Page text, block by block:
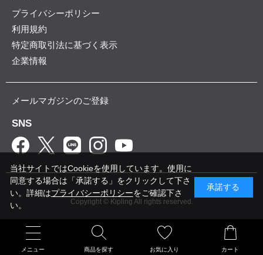
メニュー 商品を探す お気に入り カート
プライバシーポリシー
利用規約
特定商取引法に基づく表示
企業情報
メールマガジンのご登録
SNS
Copyright © Kipling All rights reserved.
当社サイトではCookieを使用しています。使用に
同意する場合は「承諾する」をクリックして下さ
い。詳細はプライバシーポリシーをご確認下さ
い。
承諾する